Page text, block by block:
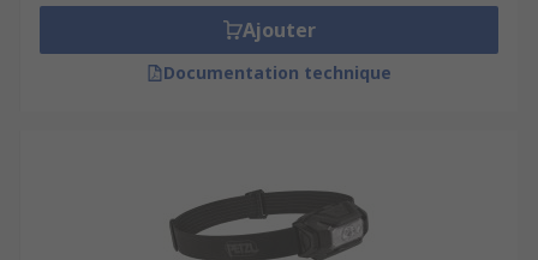
Ajouter
Documentation technique